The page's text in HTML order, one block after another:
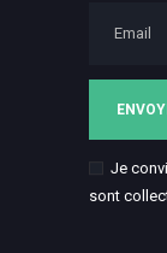
Je
sont